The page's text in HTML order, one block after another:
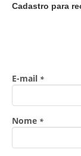
Cadastro para